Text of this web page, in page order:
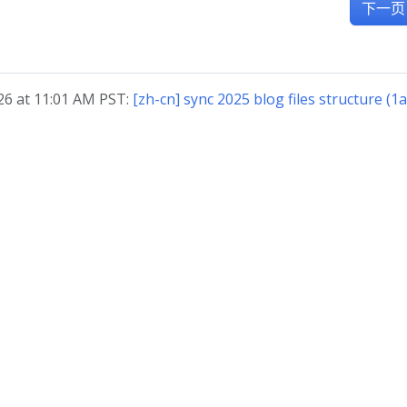
下一页
at 11:01 AM PST: [zh-cn] sync 2025 blog files structure